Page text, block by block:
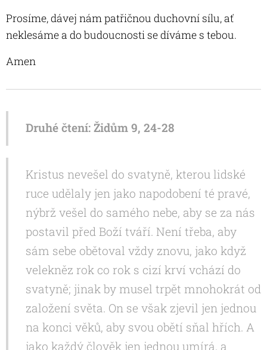
Prosíme, dávej nám patřičnou duchovní sílu, ať
neklesáme a do budoucnosti se díváme s tebou.
Amen
Druhé čtení: Židům 9, 24-28
Kristus nevešel do svatyně, kterou lidské
ruce udělaly jen jako napodobení té pravé,
nýbrž vešel do samého nebe, aby se za nás
postavil před Boží tváří. Není třeba, aby
sám sebe obětoval vždy znovu, jako když
velekněz rok co rok s cizí krví vchází do
svatyně; jinak by musel trpět mnohokrát od
založení světa. On se však zjevil jen jednou
na konci věků, aby svou obětí sňal hřích. A
jako každý člověk jen jednou umírá, a